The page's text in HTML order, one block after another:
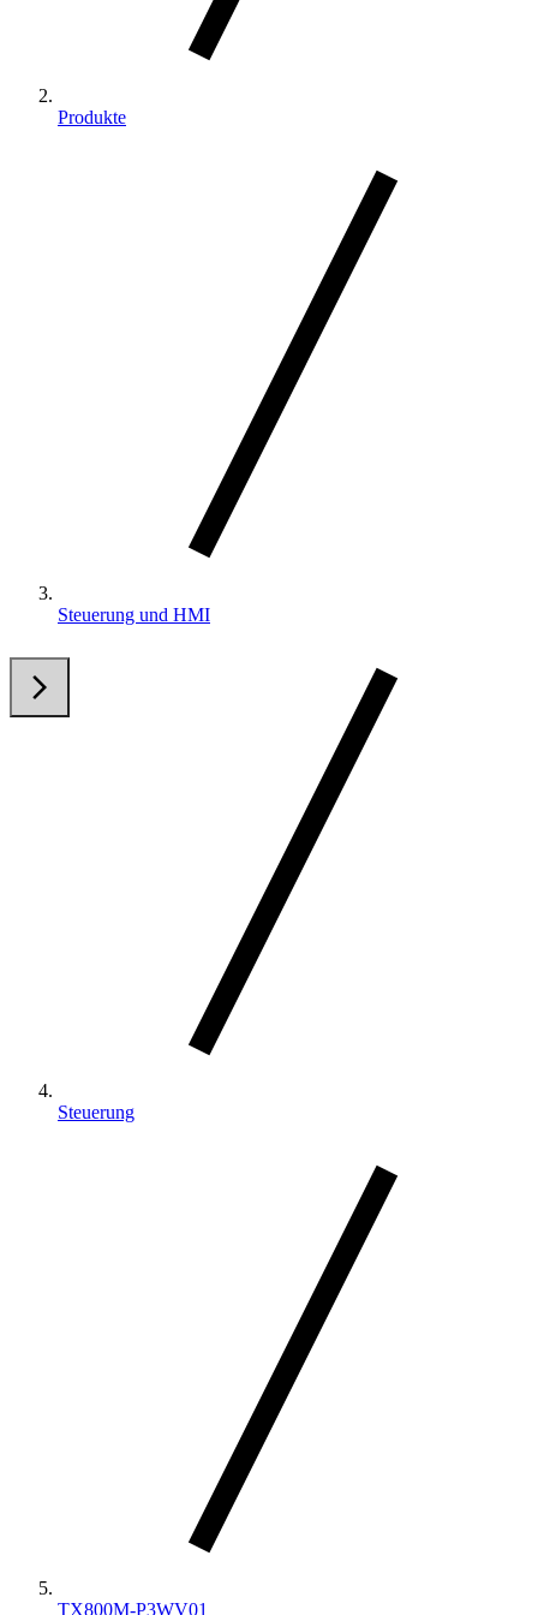
arrow_back_ios
arrow_forward_ios
Produkte
Steuerung und HMI
Steuerung
TX800M-P3WV01